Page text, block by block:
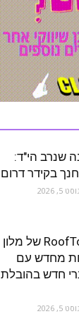
שנרב הי"ד:
בקידר דרום
5, 2026
מסעדת ה-RoofTop של מלון
מחדש עם
חדש בהובלת
5, 2026